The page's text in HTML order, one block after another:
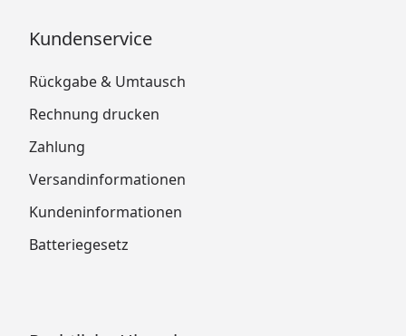
Kundenservice
Rückgabe & Umtausch
Rechnung drucken
Zahlung
Versandinformationen
Kundeninformationen
Batteriegesetz